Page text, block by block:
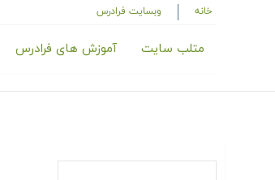
خانه وبسایت فرادرس
متلب سایت آموزش های فرادرس